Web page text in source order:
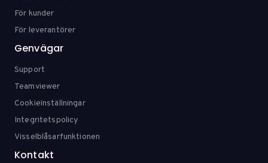
För kunder
För leverantörer
Genvägar
Support
Teamviewer
Cookieinställningar
Integritetspolicy
Visselblåsarfunktionen
Kontakt